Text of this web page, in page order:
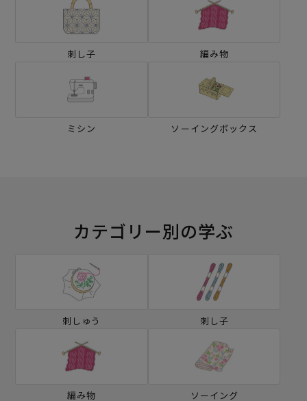
刺し子 編み物
ミシン ソーイングボックス
カテゴリー別の学ぶ
刺しゅう 刺し子
編み物 ソーイング